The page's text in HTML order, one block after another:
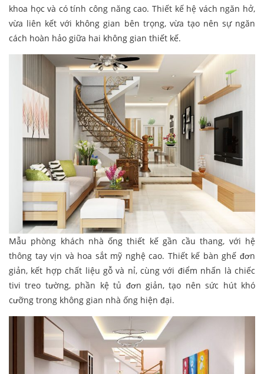
khoa học và có tính công năng cao. Thiết kế hệ vách ngăn hở,
vừa liên kết với không gian bên trọng, vừa tạo nên sự ngăn
cách hoàn hảo giữa hai không gian thiết kế.
Mẫu phòng khách nhà ống thiết kế gần cầu thang, với hệ
thông tay vịn và hoa sắt mỹ nghệ cao. Thiết kế bàn ghế đơn
giản, kết hợp chất liệu gỗ và nỉ, cùng với điểm nhấn là chiếc
tivi treo tường, phần kệ tủ đơn giản, tạo nên sức hút khó
cưỡng trong không gian nhà ống hiện đại.